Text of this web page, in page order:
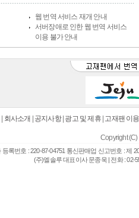
웹 번역 서비스 재개 안내
서버장애로 인한 웹 번역 서비스
이용 불가 안내
회사소개 공지사항| 광고 및 제휴| 고재팬 이
Copyright (C)
등록번호 : 220-87-04751 통신판매업 신고번호 : 제
(주)엘솔루 대표이사 문종욱 | 전화 : 02-